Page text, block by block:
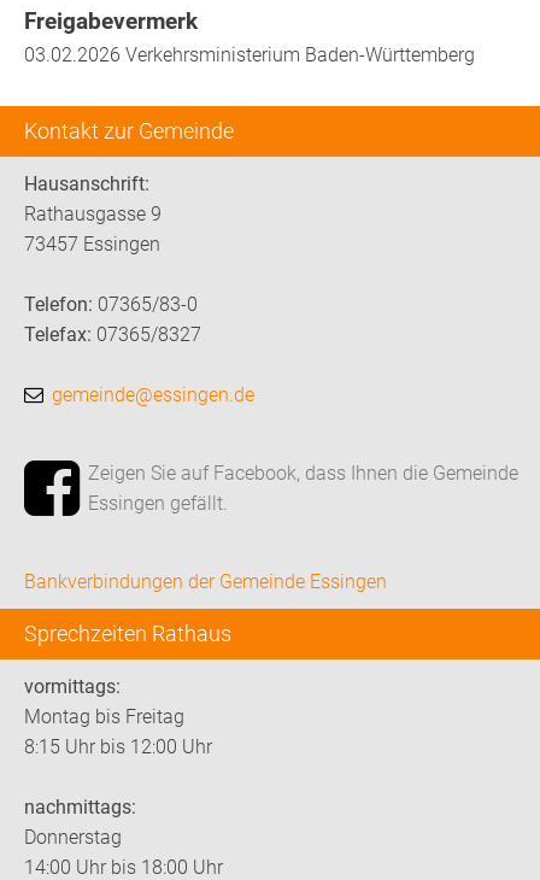
Kontakt zur Gemeinde
Hausanschrift:
Rathausgasse 9
73457 Essingen
Telefon: 07365/83-0
Telefax: 07365/8327
gemeinde@essingen.de
Zeigen Sie auf Facebook, dass Ihnen die Gemeinde
Essingen gefällt.
Bankverbindungen der Gemeinde Essingen
Sprechzeiten Rathaus
vormittags:
Montag bis Freitag
8:15 Uhr bis 12:00 Uhr
nachmittags:
Donnerstag
14:00 Uhr bis 18:00 Uhr
Freigabevermerk
03.02.2026 Verkehrsministerium Baden-Württemberg